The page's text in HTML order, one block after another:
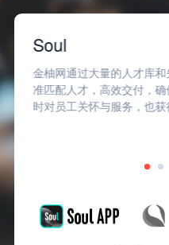
Soul
金柚网通过大量的人才库
准匹配人才，高效交付，
时对员工关怀与服务，也获